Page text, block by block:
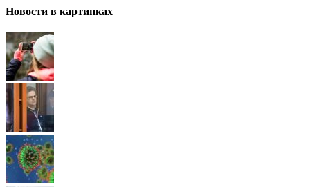
Новости в картинках